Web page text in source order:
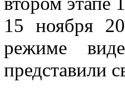
15 ноября
режиме
представили